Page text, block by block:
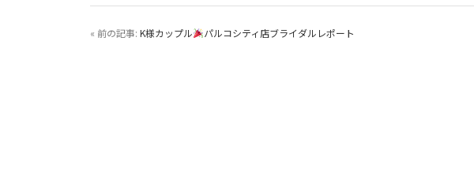
« 前の記事: K様カップル パルコシティ店ブライダルレポート